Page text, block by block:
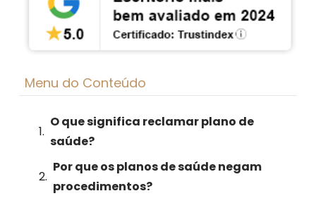
Menu do Conteúdo
O que significa reclamar plano de
saúde?
Por que os planos de saúde negam
procedimentos?